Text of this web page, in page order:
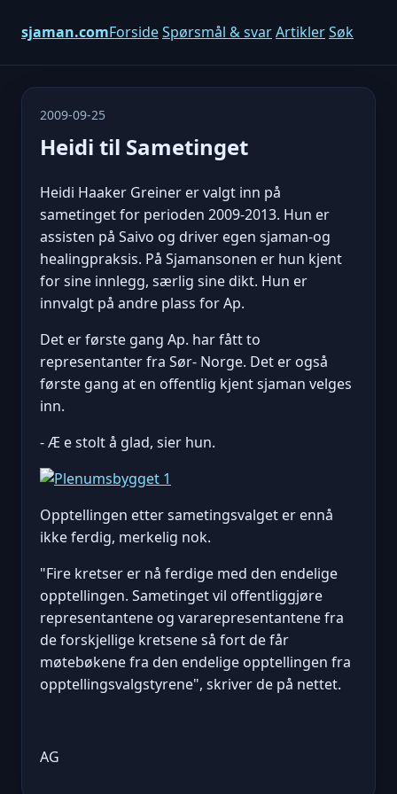
sjaman.comForsideSpørsmål & svarArtiklerSøk
2009-09-25
Heidi til Sametinget
Heidi Haaker Greiner er valgt inn på
sametinget for perioden 2009-2013. Hun er
assisten på Saivo og driver egen sjaman-og
healingpraksis. På Sjamansonen er hun kjent
for sine innlegg, særlig sine dikt. Hun er
innvalgt på andre plass for Ap.
Det er første gang Ap. har fått to
representanter fra Sør- Norge. Det er også
første gang at en offentlig kjent sjaman velges
inn.
- Æ e stolt å glad, sier hun.
Opptellingen etter sametingsvalget er ennå
ikke ferdig, merkelig nok.
"Fire kretser er nå ferdige med den endelige
opptellingen. Sametinget vil offentliggjøre
representantene og vararepresentantene fra
de forskjellige kretsene så fort de får
møtebøkene fra den endelige opptellingen fra
opptellingsvalgstyrene", skriver de på nettet.
AG